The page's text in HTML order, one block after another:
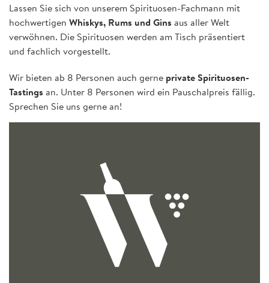
Lassen Sie sich von unserem Spirituosen-Fachmann mit
hochwertigen Whiskys, Rums und Gins aus aller Welt
verwöhnen. Die Spirituosen werden am Tisch präsentiert
und fachlich vorgestellt.
Wir bieten ab 8 Personen auch gerne private Spirituosen-
Tastings an. Unter 8 Personen wird ein Pauschalpreis fällig.
Sprechen Sie uns gerne an!